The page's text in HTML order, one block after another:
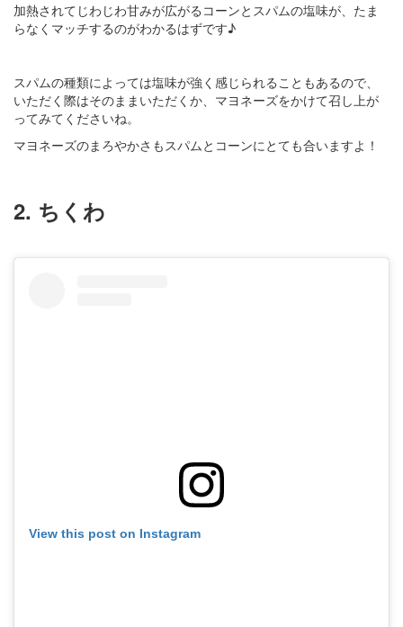
加熱されてじわじわ甘みが広がるコーンとスパムの塩味が、たま
らなくマッチするのがわかるはずです♪
スパムの種類によっては塩味が強く感じられることもあるので、
いただく際はそのままいただくか、マヨネーズをかけて召し上が
ってみてくださいね。
マヨネーズのまろやかさもスパムとコーンにとても合いますよ！
2. ちくわ
View this post on Instagram